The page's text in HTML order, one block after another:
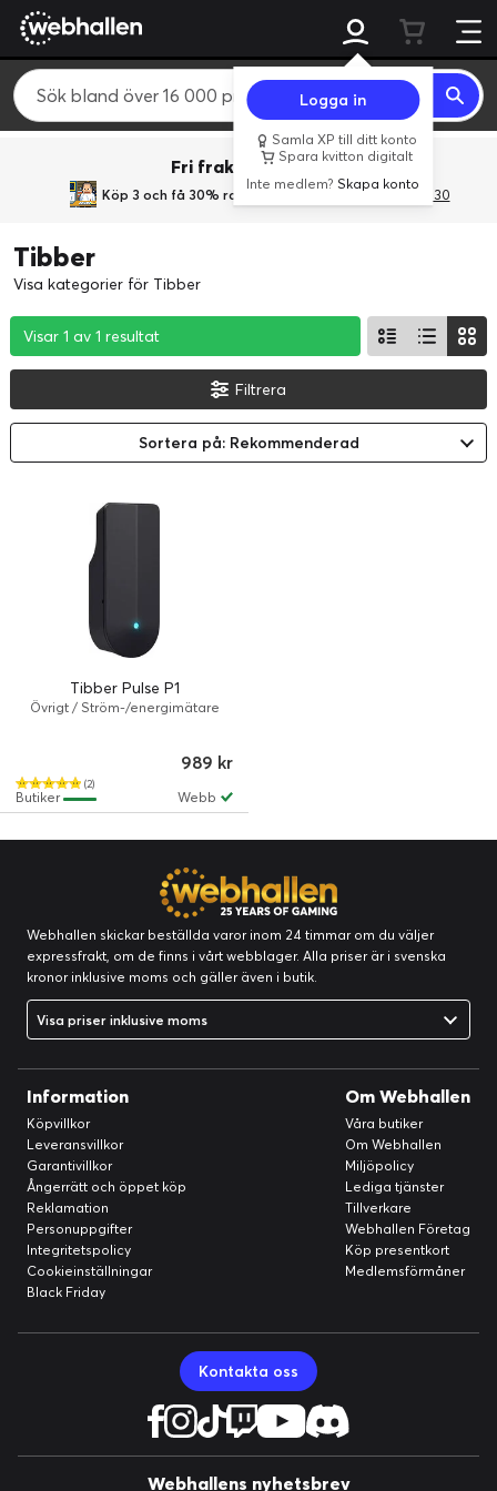
Logga in
Samla XP till ditt konto
Spara kvitton digitalt
Inte medlem?Skapa konto
Fri frakt över 800 kr.
Köp 3 och få 30% rabatt med rabattkoden 3Gives30
Tibber
Visa kategorier för Tibber
Visar 1 av 1 resultat
Visar 1 av 1 resultat
Visar 1 av 1 resultat
Filtrera
Sortera på: Rekommenderad
Tibber Pulse P1
Övrigt / Ström-/energimätare
(2)
989 kr
Webb
Butiker
Webhallen skickar beställda varor inom 24 timmar om du väljer
expressfrakt, om de finns i vårt webblager. Alla priser är i svenska
kronor inklusive moms och gäller även i butik.
Visa priser inklusive moms
Information
Köpvillkor
Leveransvillkor
Garantivillkor
Ångerrätt och öppet köp
Reklamation
Personuppgifter
Integritetspolicy
Cookieinställningar
Black Friday
Om Webhallen
Våra butiker
Om Webhallen
Miljöpolicy
Lediga tjänster
Tillverkare
Webhallen Företag
Köp presentkort
Medlemsförmåner
Kontakta oss
Webhallens nyhetsbrev